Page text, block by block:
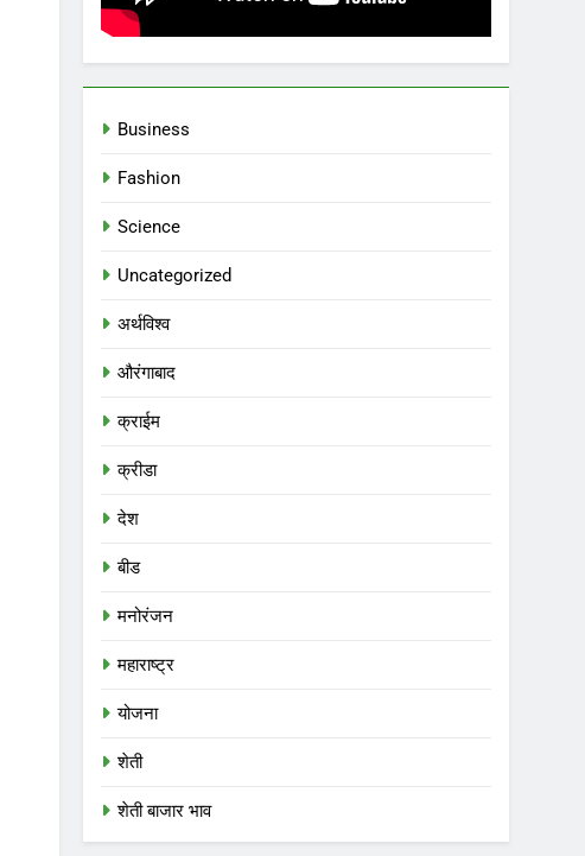
Business
Fashion
Science
Uncategorized
अर्थविश्व
औरंगाबाद
क्राईम
क्रीडा
देश
बीड
मनोरंजन
महाराष्ट्र
योजना
शेती
शेती बाजार भाव